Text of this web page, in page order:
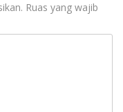
Ruas yang wajib